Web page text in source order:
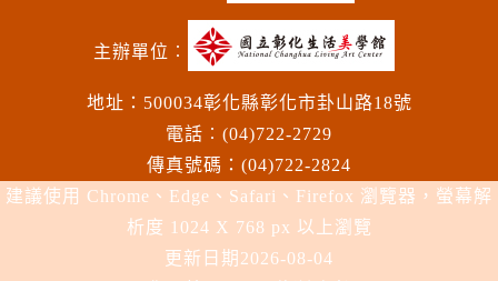
主辦單位︰
地址：500034彰化縣彰化市卦山路18號
電話︰(04)722-2729
傳真號碼：(04)722-2824
建議使用 Chrome、Edge、Safari、Firefox 瀏覽器，螢幕解
析度 1024 X 768 px 以上瀏覽
更新日期 2026-08-04